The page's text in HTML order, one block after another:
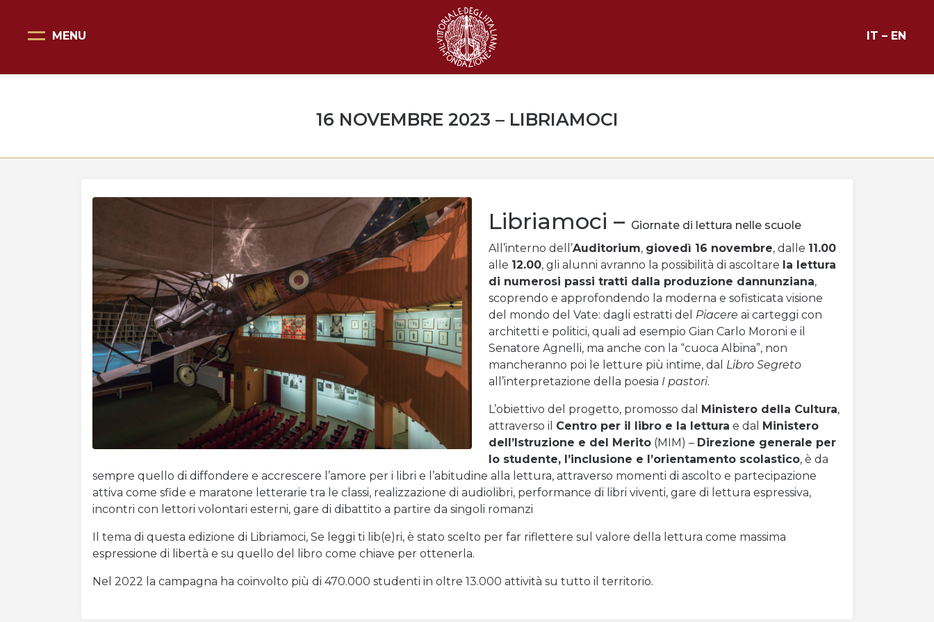
MENU
Eventi e noleggi
Bottega del Vittoriale
Negozi del Vittoriale
Orari di apertura e prezzi
Acquista Biglietti
Modulo reclami – suggerimenti
IT – EN
16 NOVEMBRE 2023 – LIBRIAMOCI
Libriamoci – Giornate di lettura nelle scuole
All’interno dell’Auditorium, giovedì 16 novembre, dalle 11.00
alle 12.00, gli alunni avranno la possibilità di ascoltare la lettura
di numerosi passi tratti dalla produzione dannunziana,
scoprendo e approfondendo la moderna e sofisticata visione
del mondo del Vate: dagli estratti del Piacere ai carteggi con
architetti e politici, quali ad esempio Gian Carlo Moroni e il
Senatore Agnelli, ma anche con la “cuoca Albina”, non
mancheranno poi le letture più intime, dal Libro Segreto
all’interpretazione della poesia I pastori.
L’obiettivo del progetto, promosso dal Ministero della Cultura,
attraverso il Centro per il libro e la lettura e dal Ministero
dell’Istruzione e del Merito (MIM) – Direzione generale per
lo studente, l’inclusione e l’orientamento scolastico, è da
sempre quello di diffondere e accrescere l’amore per i libri e l’abitudine alla lettura, attraverso momenti di ascolto e partecipazione
attiva come sfide e maratone letterarie tra le classi, realizzazione di audiolibri, performance di libri viventi, gare di lettura espressiva,
incontri con lettori volontari esterni, gare di dibattito a partire da singoli romanzi
Il tema di questa edizione di Libriamoci, Se leggi ti lib(e)ri, è stato scelto per far riflettere sul valore della lettura come massima
espressione di libertà e su quello del libro come chiave per ottenerla.
Nel 2022 la campagna ha coinvolto più di 470.000 studenti in oltre 13.000 attività su tutto il territorio.